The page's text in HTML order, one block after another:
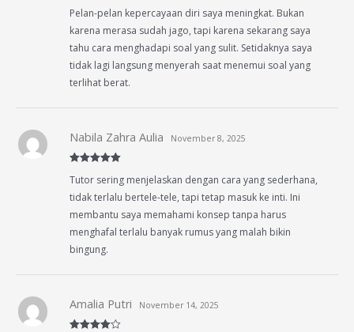
out of 5
Pelan-pelan kepercayaan diri saya meningkat. Bukan
karena merasa sudah jago, tapi karena sekarang saya
tahu cara menghadapi soal yang sulit. Setidaknya saya
tidak lagi langsung menyerah saat menemui soal yang
terlihat berat.
of 5
Nabila Zahra Aulia November 8, 2025
Tutor sering menjelaskan dengan cara yang sederhana,
tidak terlalu bertele-tele, tapi tetap masuk ke inti. Ini
membantu saya memahami konsep tanpa harus
menghafal terlalu banyak rumus yang malah bikin
bingung.
Amalia Putri November 14, 2025